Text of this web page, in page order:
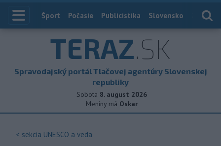
Index
Šport Počasie Publicistika Slovensko
TERAZ.SK
Spravodajský portál Tlačovej agentúry Slovenskej
republiky
Sobota 8. august 2026
Meniny má Oskar
< sekcia UNESCO a veda